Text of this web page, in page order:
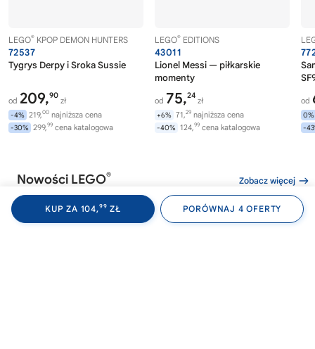
KUP ZA 104,99 ZŁ PORÓWNAJ 4 OFERTY
LEGO® KPOP DEMON HUNTERS
72537
Tygrys Derpy i Sroka Sussie
od 209,90
zł
-4% 219,00 najniższa cena
-30% 299,99 cena katalogowa
LEGO® EDITIONS
43011
Lionel Messi — piłkarskie
momenty
od 75,24
zł
+6% 71,29 najniższa cena
-40% 124,99 cena katalogowa
od
0%
-
Nowości LEGO® Zobacz więcej